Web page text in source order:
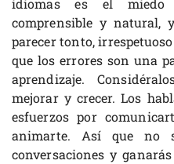
idiomas es el miedo
comprensible y natural,
parecer tonto,
que los errores son una
aprendizaje.
mejorar y crecer. Los
esfuerzos por
animarte. Así que no
conversaciones y